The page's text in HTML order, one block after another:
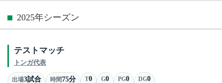
2025年シーズン
テストマッチ
トンガ代表
出場3試合 時間75分 T0 G0 PG0 DG0